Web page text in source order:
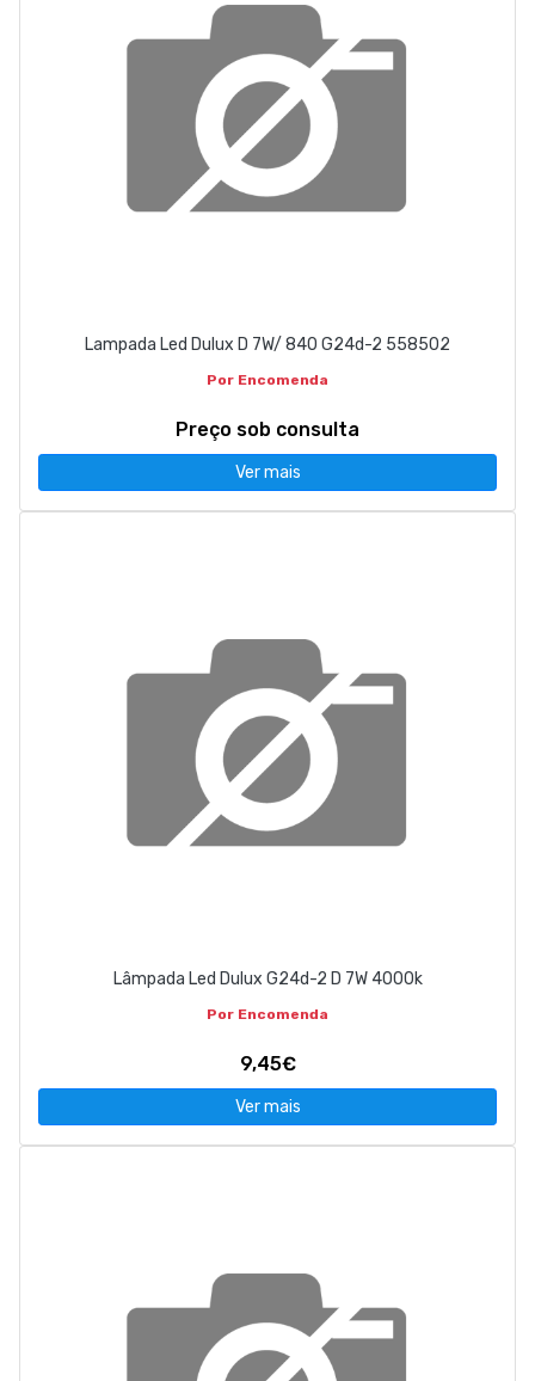
Lampada Led Dulux D 7W/ 840 G24d-2 558502
Por Encomenda
Preço sob consulta
Ver mais
Lâmpada Led Dulux G24d-2 D 7W 4000k
Por Encomenda
9,45€
Ver mais